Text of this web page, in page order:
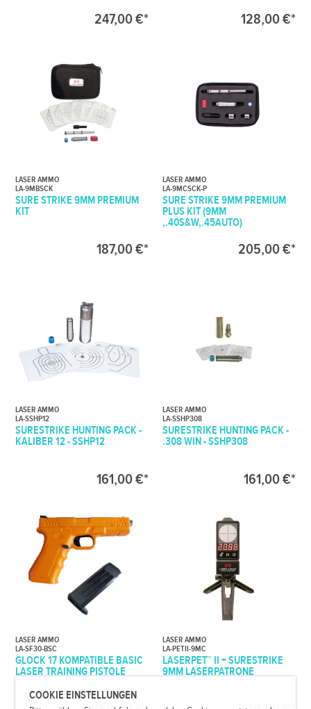
COOKIE EINSTELLUNGEN
247,00 €* 128,00 €*
LASER AMMO
LA-9MBSCK
SURE STRIKE 9MM PREMIUM
KIT
187,00 €*
LASER AMMO
LA-9MCSCK-P
SURE STRIKE 9MM PREMIUM
PLUS KIT (9MM
,.40S&W,.45AUTO)
205,00 €*
LASER AMMO
LA-SSHP12
SURESTRIKE HUNTING PACK -
KALIBER 12 - SSHP12
161,00 €*
LASER AMMO
LA-SSHP308
SURESTRIKE HUNTING PACK -
.308 WIN - SSHP308
161,00 €*
LASER AMMO
LA-SF30-BSC
GLOCK 17 KOMPATIBLE BASIC
LASER TRAINING PISTOLE
LASER AMMO
LA-PETII-9MC
LASERPET™ II + SURESTRIKE
9MM LASERPATRONE